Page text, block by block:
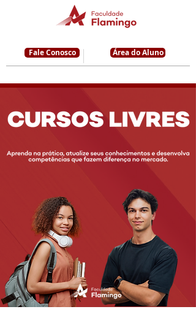
Fale Conosco Área do Aluno